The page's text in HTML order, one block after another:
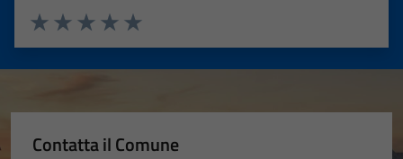
Valuta 5 stelle su 5
Valuta 4 stelle su 5
Valuta 3 stelle su 5
Valuta 2 stelle su 5
Valuta 1 stelle su 5
Contatta il Comune